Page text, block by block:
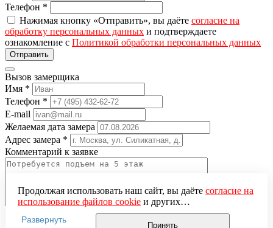
Телефон *
Нажимая кнопку «Отправить», вы даёте согласие на
обработку персональных данных и подтверждаете
ознакомление с Политикой обработки персональных данных
Вызов замерщика
Имя *
Телефон *
E-mail
Желаемая дата замера
Адрес замера *
Комментарий к заявке
Понравившаяся модель
Продолжая использовать наш сайт, вы даёте согласие на
использование файлов cookieи других
пользовательских данных (включая IP-адрес, сведения о
местоположении, устройстве, действиях на сайте и т. п.)
Развернуть
Принять